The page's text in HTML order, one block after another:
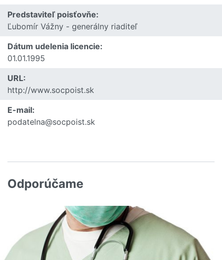
Predstaviteľ poisťovňe:
Ľubomír Vážny - generálny riaditeľ
Dátum udelenia licencie:
01.01.1995
URL:
http://www.socpoist.sk
E-mail:
podatelna@socpoist.sk
Odporúčame